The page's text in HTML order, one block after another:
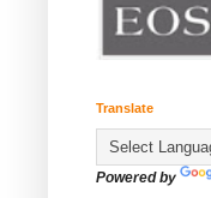
Translate
Powered by